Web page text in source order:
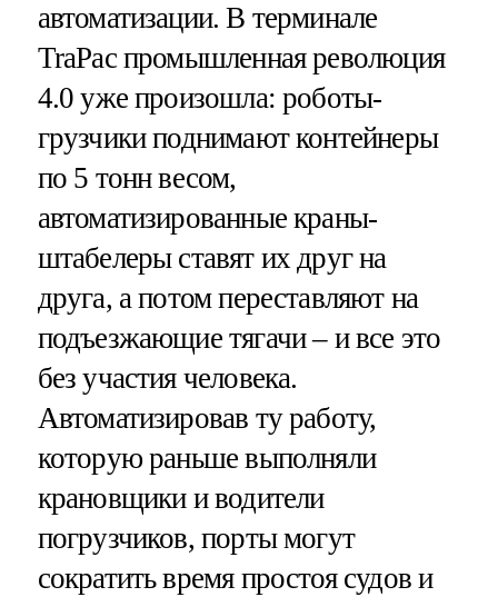
автоматизации. В терминале
TraPac промышленная революция
4.0 уже произошла: роботы-
грузчики поднимают контейнеры
по 5 тонн весом,
автоматизированные краны-
штабелеры ставят их друг на
друга, а потом переставляют на
подъезжающие тягачи – и все это
без участия человека.
Автоматизировав ту работу,
которую раньше выполняли
крановщики и водители
погрузчиков, порты могут
сократить время простоя судов и